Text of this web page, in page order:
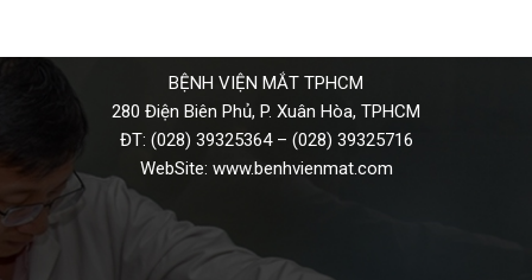
BỆNH VIỆN MẮT TPHCM
280 Điện Biên Phủ, P. Xuân Hòa, TPHCM
ĐT: (028) 39325364– (028) 39325716
WebSite: www.benhvienmat.com